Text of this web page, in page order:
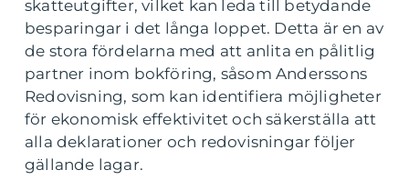
skatteutgifter, vilket kan leda till betydande
besparingar i det långa loppet. Detta är en av
de stora fördelarna med att anlita en pålitlig
partner inom bokföring, såsom Anderssons
Redovisning, som kan identifiera möjligheter
för ekonomisk effektivitet och säkerställa att
alla deklarationer och redovisningar följer
gällande lagar.